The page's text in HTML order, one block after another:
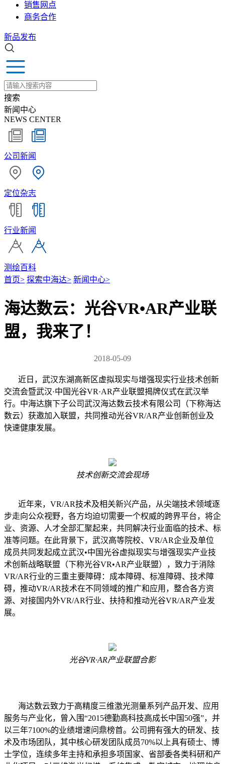
销售网点
商务合作
新品发布
搜索
新闻中心
NEWS CENTER
公司新闻
定位杂志
行业新闻
测绘百科
首页> 探索中海达> 新闻中心>
海达数云：光谷VR•AR产业联
盟，我来了！
2018-05-09
近日，武汉东湖高新区虚拟现实与增强现实行业技术创新
交流会暨武汉·中国光谷VR·AR产业联盟揭牌仪式在武汉举
行。中海达旗下子公司武汉海达数云技术有限公司（下称海达
数云）获邀加入联盟，共同推动光谷VR/AR产业创新创业及
快速健康发展。
技术创新交流会现场
近年来，VR/AR技术及相关新兴产品，从尖端技术领域逐
步走向公众视野，各方均迫切需要一个权威的跨界平台，将企
业、资源、人才全部汇聚起来，共同解决行业面临的技术、标
准等问题。在此背景下，武汉高等院校、VR/AR企业及单位
成员共同发起成立武汉•中国光谷虚拟现实与增强现实产业技
术创新战略联盟（下称光谷VR•AR产业联盟），致力于消除
VR/AR行业的三重主要障碍：成本障碍、标准障碍、技术障
碍，推动VR/AR技术在不同领域的推广和应用，整合各方资
源、对接国内外VR/AR行业、扶持和推动光谷VR/AR产业发
展。
光谷VR·AR产业联盟合影
海达数云致力于高精度三维激光测量系列产品开发、应用
服务与产业化，曾入围“2015德勤高科技高成长中国50强”，并
以三年7100%的业绩增速问鼎榜首。公司拥有强大的研发、技
术及市场团队，其中核心研发团队成员70%以上具有硕士、博
士学位，连续多年主持和承担多项国家、省部委各类科研和产